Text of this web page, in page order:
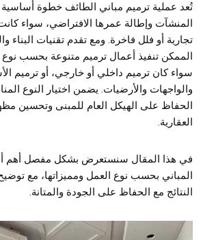
تُعد عملية ترميم مباني الطائف خطوة
المنشآت وإطالة عمرها الافتراضي، سواء
تجارية أو فلل فاخرة. ومع تقدم تقنيات
الممكن تنفيذ أعمال ترميم متنوعة بحسب
سواء كان ترميم داخلي أو خارجي، أو ترميم
والواجهات والأرضيات. يضمن اختيار النوع
الحفاظ على الهيكل العام للمبنى وتحسين
العقارية.
في هذا المقال سنستعرض بشكل مفصل أهم
المباني بحسب نوع العمل ومميزاتها، مع
النتائج مع الحفاظ على الجودة والمتانة.